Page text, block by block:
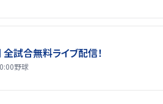
試合無料ライブ配信！
野球